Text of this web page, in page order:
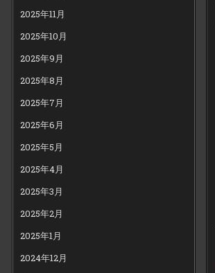
2025年11月
2025年10月
2025年9月
2025年8月
2025年7月
2025年6月
2025年5月
2025年4月
2025年3月
2025年2月
2025年1月
2024年12月